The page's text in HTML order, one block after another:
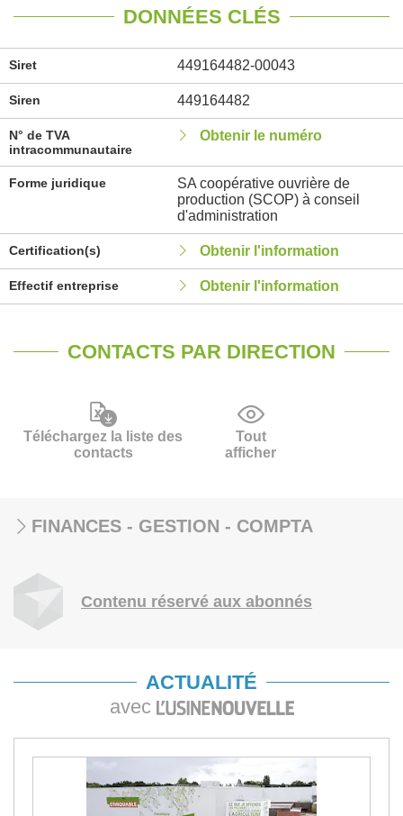
DONNÉES CLÉS
Siret 449164482-00043
Siren 449164482
N° de TVA
intracommunautaire
Obtenir le numéro
Forme juridique
SA coopérative ouvrière de
production (SCOP) à conseil
d'administration
Certification(s) Obtenir l'information
Effectif entreprise Obtenir l'information
CONTACTS PAR DIRECTION
Téléchargez la liste des
contacts
Tout
afficher
FINANCES - GESTION - COMPTA
Contenu réservé aux abonnés
ACTUALITÉ
avec